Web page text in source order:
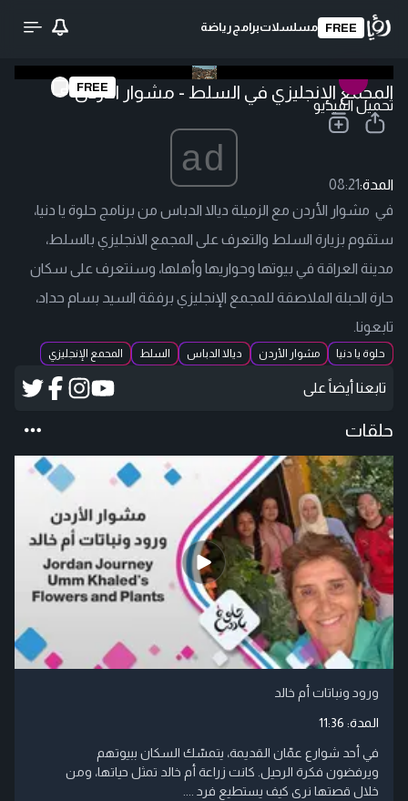
FREE مسلسلاتبرامج رياضة
تحميل الفيديو
FREE
المجمع الإنجليزي في السلط - مشوار الأردن
ad
المدة:08:21
في مشوار الأردن مع الزميلة ديالا الدباس من برنامج حلوة يا دنيا،
ستقوم بزيارة السلط والتعرف على المجمع الانجليزي بالسلط،
مدينة العراقة في بيوتها وحواريها وأهلها، وسنتعرف على سكان
حارة الحبلة الملاصقة للمجمع الإنجليزي برفقة السيد بسام حداد،
تابعونا.
حلوة يا دنيا مشوار الأردن ديالا الدباس السلط المحمع الإنجليزي
تابعنا أيضاً على
حلقات
ورود ونباتات أم خالد
المدة: 11:36
في أحد شوارع عمّان القديمة، يتمسّك السكان ببيوتهم
ويرفضون فكرة الرحيل. كانت زراعة أم خالد تمثل حياتها، ومن
خلال قصتها نرى كيف يستطيع فرد ....